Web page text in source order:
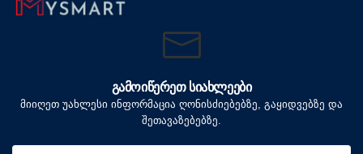
ᲒᲐᲛᲝᲘᲬᲔᲠᲔᲗ ᲡᲘᲐᲮᲚᲔᲔᲑᲘ
მიიღეთ უახლესი ინფორმაცია ღონისძიებებზე, გაყიდვებზე და
შეთავაზებებზე.